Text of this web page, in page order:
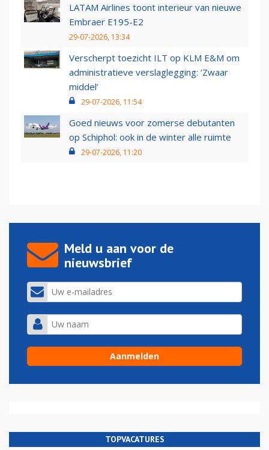
LATAM Airlines toont interieur van nieuwe
Embraer E195-E2
29-07-2026, 13:34
Verscherpt toezicht ILT op KLM E&M om
administratieve verslaglegging: ‘Zwaar
middel’
29-07-2026, 11:54
Goed nieuws voor zomerse debutanten
op Schiphol: ook in de winter alle ruimte
29-07-2026, 11:20
Meld u aan voor de
nieuwsbrief
TOPVACATURES